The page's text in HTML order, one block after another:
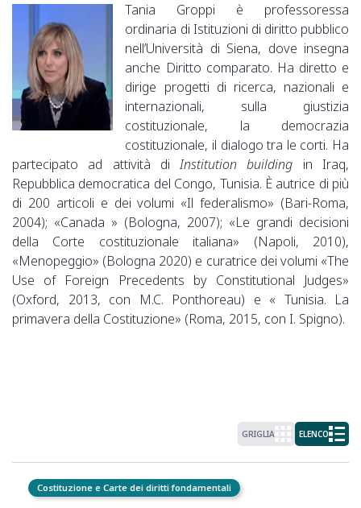
Tania Groppi è professoressa
ordinaria di Istituzioni di diritto pubblico
nell’Università di Siena, dove insegna
anche Diritto comparato. Ha diretto e
dirige progetti di ricerca, nazionali e
internazionali, sulla giustizia
costituzionale, la democrazia
costituzionale, il dialogo tra le corti. Ha
partecipato ad attività diInstitution building in Iraq,
Repubblica democratica del Congo, Tunisia. È autrice di più
di 200 articoli e dei volumi «Il federalismo» (Bari-Roma,
2004); «Canada » (Bologna, 2007); «Le grandi decisioni
della Corte costituzionale italiana» (Napoli, 2010),
«Menopeggio» (Bologna 2020) e curatrice dei volumi «The
Use of Foreign Precedents by Constitutional Judges»
(Oxford, 2013, con M.C. Ponthoreau) e « Tunisia. La
primavera della Costituzione» (Roma, 2015, con I. Spigno).
GRIGLIA ELENCO
Costituzione e Carte dei diritti fondamentali